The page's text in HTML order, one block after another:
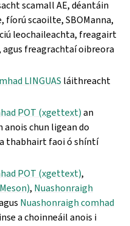
scamall AE, déantáin
fíorú scaoilte, SBOManna,
leochaileachta, freagairt
freagrachtaí oibreora
LINGUAS láithreacht
POT (xgettext)an
chun ligean do
thabhairt faoi ó shíntí
POT (xgettext),
, Nuashonraigh
Nuashonraigh comhad
a choinneáil anois i